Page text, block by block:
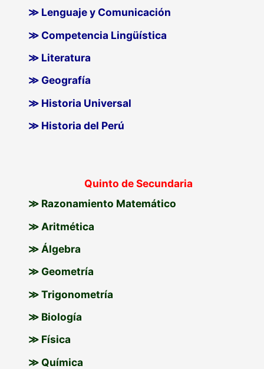
≫ Lenguaje y Comunicación
≫ Competencia Lingüística
≫ Literatura
≫ Geografía
≫ Historia Universal
≫ Historia del Perú
Quinto de Secundaria
≫ Razonamiento Matemático
≫ Aritmética
≫ Álgebra
≫ Geometría
≫ Trigonometría
≫ Biología
≫ Física
≫ Química